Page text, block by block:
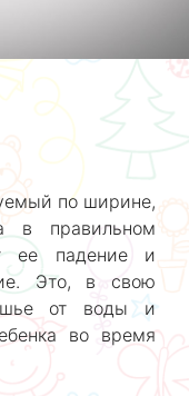
по ширине,
в правильном
ее падение и
Это, в свою
от воды и
во время